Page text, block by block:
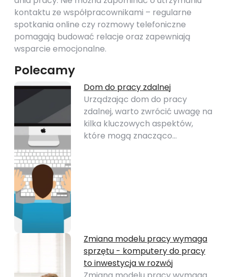
kontaktu ze współpracownikami – regularne
spotkania online czy rozmowy telefoniczne
pomagają budować relacje oraz zapewniają
wsparcie emocjonalne.
Polecamy
Dom do pracy zdalnej
Urządzając dom do pracy
zdalnej, warto zwrócić uwagę na
kilka kluczowych aspektów,
które mogą znacząco…
Zmiana modelu pracy wymaga
sprzętu - komputery do pracy
to inwestycja w rozwój